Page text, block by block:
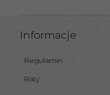
Informacje
Regulamin
Raty